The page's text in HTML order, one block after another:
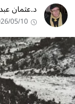
د.عثمان
05/10